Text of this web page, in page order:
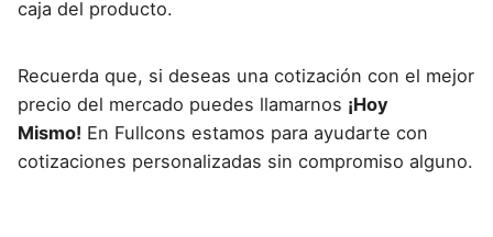
caja del producto.
Recuerda que, si deseas una cotización con el mejor
precio del mercado puedes llamarnos ¡Hoy
Mismo! En Fullcons estamos para ayudarte con
cotizaciones personalizadas sin compromiso alguno.